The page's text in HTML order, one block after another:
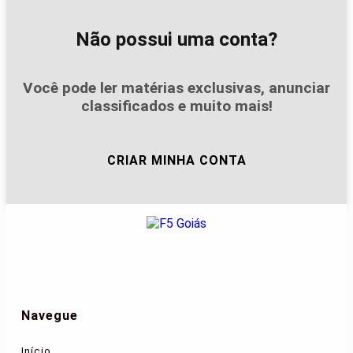
Não possui uma conta?
Você pode ler matérias exclusivas, anunciar
classificados e muito mais!
CRIAR MINHA CONTA
Navegue